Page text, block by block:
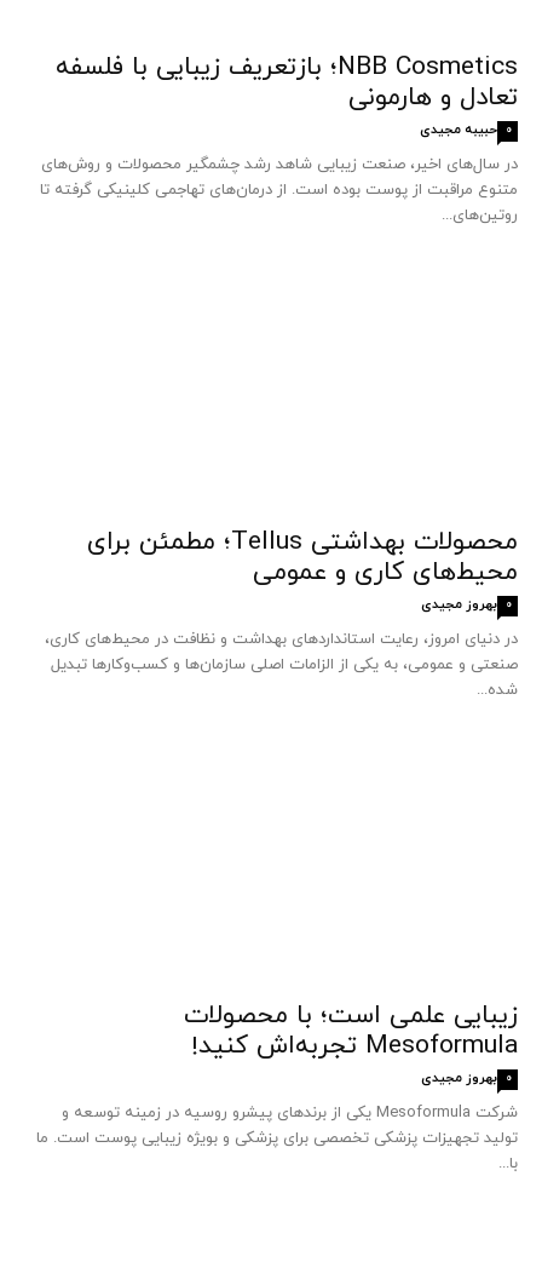
NBB Cosmetics؛ بازتعریف زیبایی با فلسفه
تعادل و هارمونی
حبیبه مجیدی 0
در سال‌های اخیر، صنعت زیبایی شاهد رشد چشمگیر محصولات و روش‌های
متنوع مراقبت از پوست بوده است. از درمان‌های تهاجمی کلینیکی گرفته تا
روتین‌های...
محصولات بهداشتی Tellus؛ مطمئن برای
محیط‌های کاری و عمومی
بهروز مجیدی 0
در دنیای امروز، رعایت استانداردهای بهداشت و نظافت در محیط‌های کاری،
صنعتی و عمومی، به یکی از الزامات اصلی سازمان‌ها و کسب‌وکارها تبدیل
شده...
زیبایی علمی است؛ با محصولات
Mesoformula تجربه‌اش کنید!
بهروز مجیدی 0
شرکت Mesoformula یکی از برندهای پیشرو روسیه در زمینه توسعه و
تولید تجهیزات پزشکی تخصصی برای پزشکی و بویژه زیبایی پوست است. ما
با...